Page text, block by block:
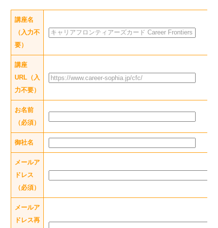
講座名
（入力不
要）
講座
URL（入
力不要）
お名前
（必須）
御社名
メールア
ドレス
（必須）
メールア
ドレス再